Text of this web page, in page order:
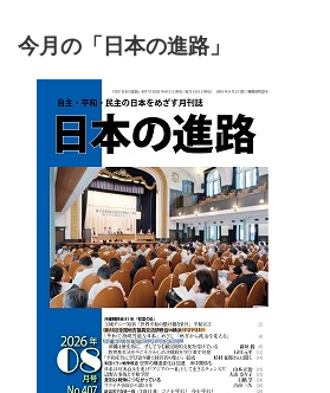
今月の「日本の進路」